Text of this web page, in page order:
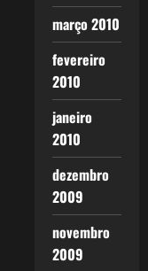
março 2010
fevereiro
2010
janeiro
2010
dezembro
2009
novembro
2009